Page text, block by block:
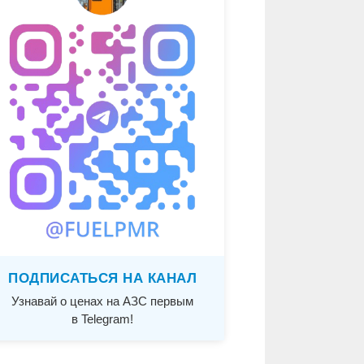
ПОДПИСАТЬСЯ НА КАНАЛ
Узнавай о ценах на АЗС первым
в Telegram!